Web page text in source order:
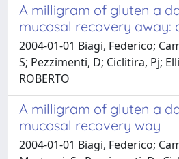
A milligram of gluten a
mucosal recovery away:
2004-01-01 Biagi, Federico;
S; Pezzimenti, D; Ciclitira, Pj;
ROBERTO
A milligram of gluten a
mucosal recovery way
2004-01-01 Biagi, Federico;